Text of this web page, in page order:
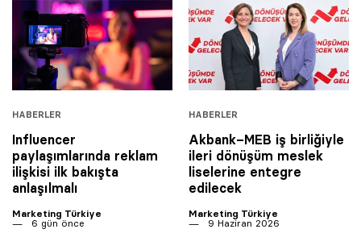
HABERLER
Influencer
paylaşımlarında reklam
ilişkisi ilk bakışta
anlaşılmalı
Marketing Türkiye
6 gün önce
HABERLER
Akbank–MEB iş birliğiyle
ileri dönüşüm meslek
liselerine entegre
edilecek
Marketing Türkiye
9 Haziran 2026